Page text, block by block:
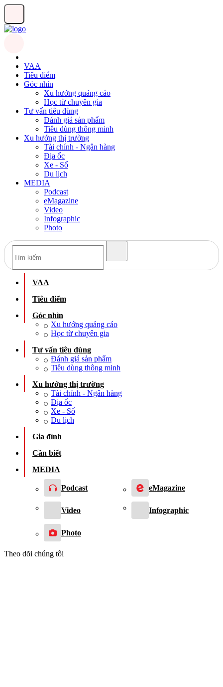
VAA
Tiêu điểm
Góc nhìn
Xu hướng quảng cáo
Học từ chuyên gia
Tư vấn tiêu dùng
Đánh giá sản phẩm
Tiêu dùng thông minh
Xu hướng thị trường
Tài chính - Ngân hàng
Địa ốc
Xe - Số
Du lịch
MEDIA
Podcast
eMagazine
Video
Infographic
Photo
VAA
Tiêu điểm
Góc nhìn
Xu hướng quảng cáo
Học từ chuyên gia
Tư vấn tiêu dùng
Đánh giá sản phẩm
Tiêu dùng thông minh
Xu hướng thị trường
Tài chính - Ngân hàng
Địa ốc
Xe - Số
Du lịch
Gia đình
Cần biết
MEDIA
Podcast eMagazine
Video Infographic
Photo
Theo dõi chúng tôi